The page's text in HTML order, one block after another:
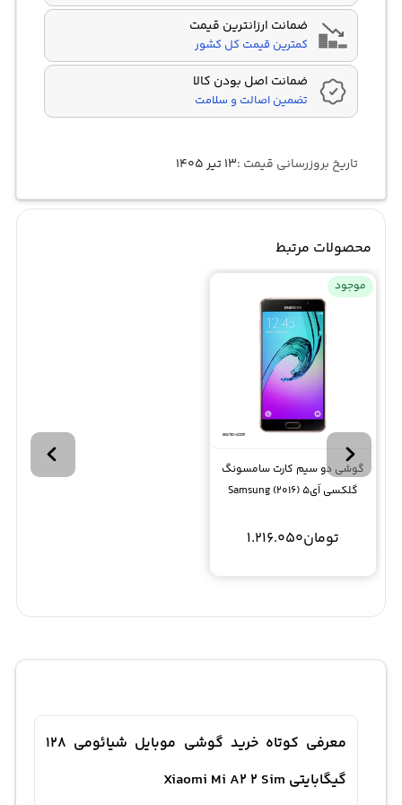
ضمانت ارزانترین قیمت
کمترین قیمت کل کشور
ضمانت اصل بودن کالا
تضمین اصالت و سلامت
تاریخ بروزرسانی قیمت :۱۳ تیر ۱۴۰۵
محصولات مرتبط
موجود
گوشی دو سیم کارت سامسونگ
گلکسی اَی5 (2016) Samsung
تومان1.216.050
معرفی کوتاه خرید گوشی موبایل شیائومی 128
گیگابایتی Xiaomi Mi A2 2 Sim